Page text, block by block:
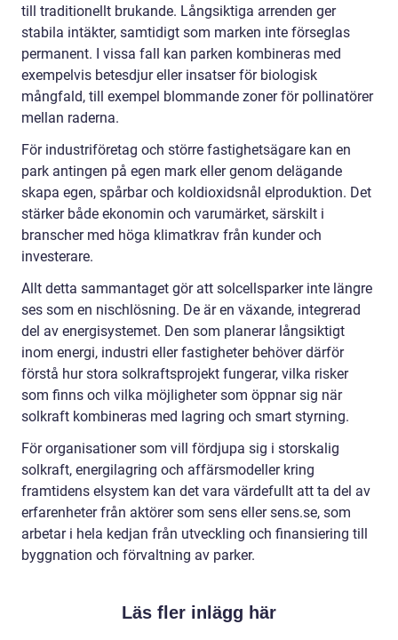
till traditionellt brukande. Långsiktiga arrenden ger
stabila intäkter, samtidigt som marken inte förseglas
permanent. I vissa fall kan parken kombineras med
exempelvis betesdjur eller insatser för biologisk
mångfald, till exempel blommande zoner för pollinatörer
mellan raderna.
För industriföretag och större fastighetsägare kan en
park antingen på egen mark eller genom delägande
skapa egen, spårbar och koldioxidsnål elproduktion. Det
stärker både ekonomin och varumärket, särskilt i
branscher med höga klimatkrav från kunder och
investerare.
Allt detta sammantaget gör att solcellsparker inte längre
ses som en nischlösning. De är en växande, integrerad
del av energisystemet. Den som planerar långsiktigt
inom energi, industri eller fastigheter behöver därför
förstå hur stora solkraftsprojekt fungerar, vilka risker
som finns och vilka möjligheter som öppnar sig när
solkraft kombineras med lagring och smart styrning.
För organisationer som vill fördjupa sig i storskalig
solkraft, energilagring och affärsmodeller kring
framtidens elsystem kan det vara värdefullt att ta del av
erfarenheter från aktörer som sens eller sens.se, som
arbetar i hela kedjan från utveckling och finansiering till
byggnation och förvaltning av parker.
Läs fler inlägg här